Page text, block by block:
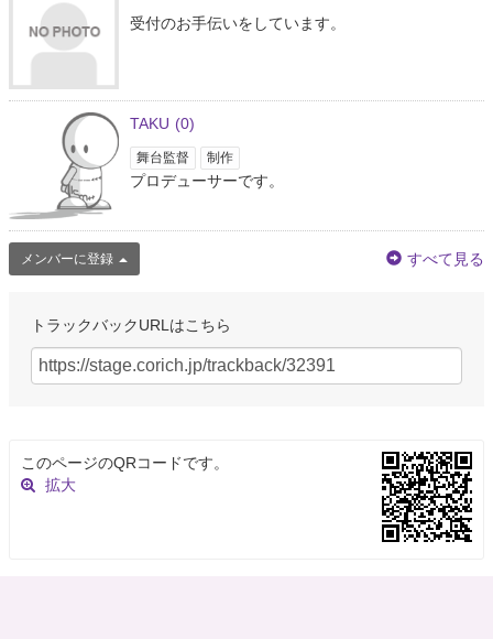
受付のお手伝いをしています。
TAKU (0)
舞台監督 制作
プロデューサーです。
メンバーに登録 すべて見る
トラックバックURLはこちら
このページのQRコードです。
拡大